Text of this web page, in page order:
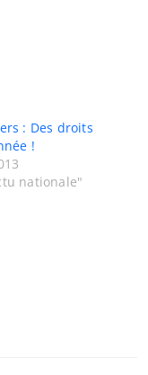
: Des droits
!
nationale"